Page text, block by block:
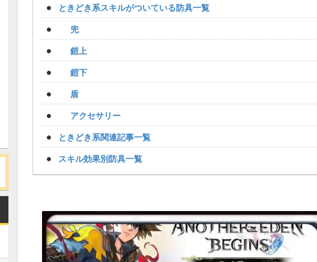
ときどき系スキルがついている防具一覧
兜
鎧上
鎧下
盾
アクセサリー
ときどき系関連記事一覧
スキル効果別防具一覧